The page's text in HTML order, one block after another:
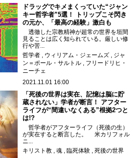
ドラッグでキメまくっていた“ジャン
キー哲学者”5選！ トリップこそ閃き
の元か、「最高の経験」激白も
透徹した宗教精神が超常の世界を垣間
見ることは広く知られている。厳しい修
行や苦...
哲学者
ウィリアム・ジェームズ
ジャ
ン＝ポール・サルトル
フリードリヒ・
ニーチェ
2021.11.01 16:00
「死後の世界は実在、記憶は脳に貯
蔵されない」学者が断言！ アフター
ライフが“間違いなくある”根拠2つと
は!?
哲学者がアフターライフ（死後の生）
が実在すると断言した。 米カリフォル
ニ...
キリスト教
魂 臨死体験
死後の世界